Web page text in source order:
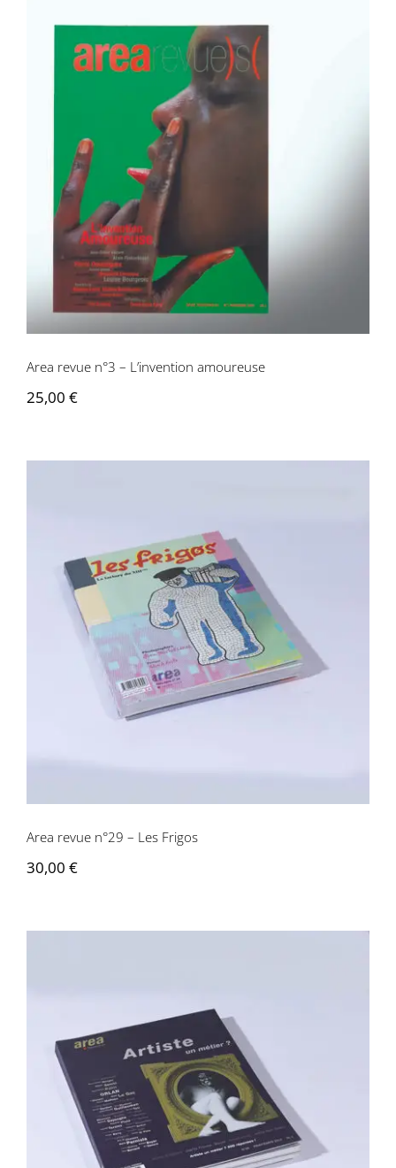
Area revue n°3 – L’invention amoureuse
Area revue n°3 – L’invention amoureuse
25,00 €
Area revue n°29 – Les Frigos
Area revue n°29 – Les Frigos
30,00 €
Area revue n°26 – Artiste, un métier